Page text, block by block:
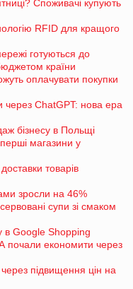
Споживачі купують
RFID для кращого
готуються до
країни
оплачувати покупки
через ChatGPT: нова ера
бізнесу в Польщі
магазини у
товарів
зросли на 46%
супи зі смаком
в Google Shopping
почали економити через
підвищення цін на